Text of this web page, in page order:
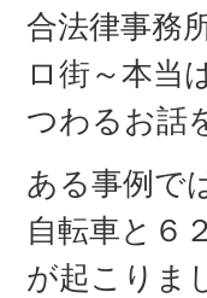
合法律事務
ロ街～本当
つわるお話
ある事例で
自転車と６
が起こりま